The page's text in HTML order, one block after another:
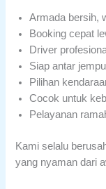
Armada bersih,
Booking cepat
Driver
Siap antar
Pilihan
Cocok untuk
Pelayanan
Kami selalu
yang nyaman dari